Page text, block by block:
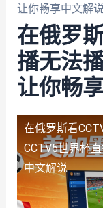
让你畅享中文解
在俄罗
播无法
让你畅
在俄罗斯看
CCTV5世界杯
中文解说